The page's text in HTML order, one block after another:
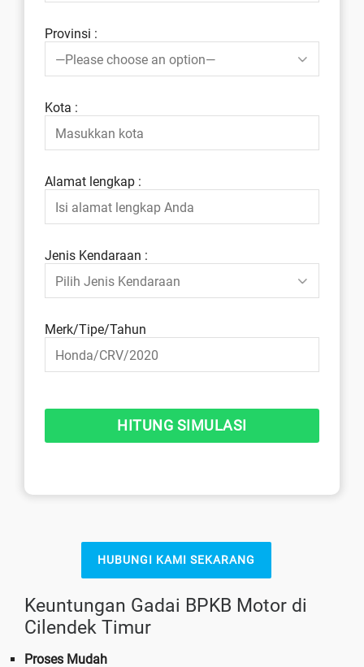
Provinsi :
Kota :
Alamat lengkap :
Jenis Kendaraan :
Merk/Tipe/Tahun
HUBUNGI KAMI SEKARANG
Keuntungan Gadai BPKB Motor di
Cilendek Timur
Proses Mudah